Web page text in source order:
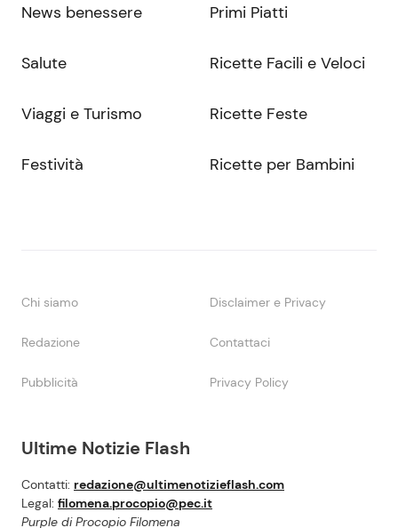
Ultime Notizie Flash
Contatti: redazione@ultimenotizieflash.com
Legal: filomena.procopio@pec.it
Purple di Procopio Filomena
News benessere
Salute
Viaggi e Turismo
Festività
Primi Piatti
Ricette Facili e Veloci
Ricette Feste
Ricette per Bambini
Chi siamo Disclaimer e Privacy
Redazione Contattaci
Pubblicità Privacy Policy